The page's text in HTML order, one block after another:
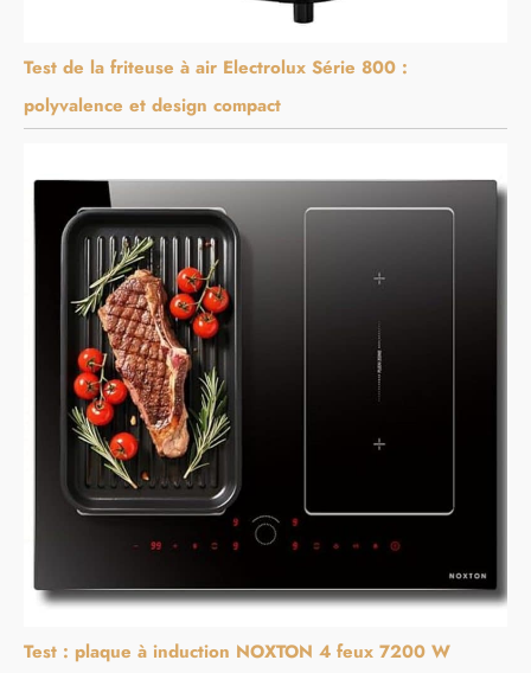
Test de la friteuse à air Electrolux Série 800 :
polyvalence et design compact
Test : plaque à induction NOXTON 4 feux 7200 W